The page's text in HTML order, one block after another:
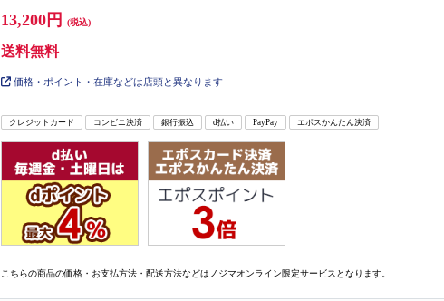
13,200円 (税込)
送料無料
価格・ポイント・在庫などは店頭と異なります
クレジットカード コンビニ決済 銀行振込 d払い PayPay エポスかんたん決済
こちらの商品の価格・お支払方法・配送方法などはノジマオンライン限定サービスとなります。